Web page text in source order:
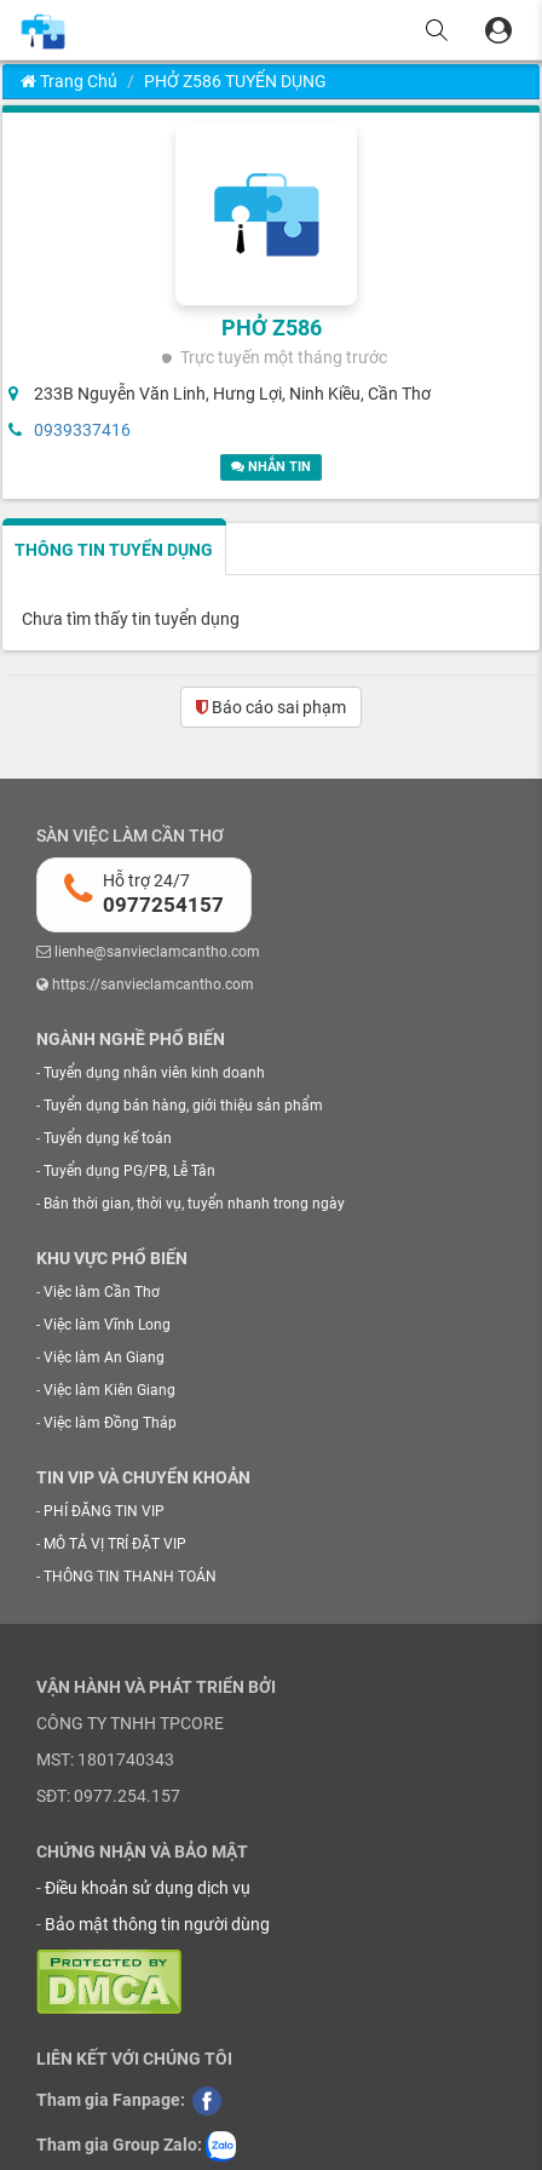
Trang Chủ PHỞ Z586 TUYỂN DỤNG
PHỞ Z586
Trực tuyến một tháng trước
233B Nguyễn Văn Linh, Hưng Lợi, Ninh Kiều, Cần Thơ
0939337416
NHẮN TIN
THÔNG TIN TUYỂN DỤNG
Chưa tìm thấy tin tuyển dụng
Báo cáo sai phạm
SÀN VIỆC LÀM CẦN THƠ
Hỗ trợ 24/7
0977254157
lienhe@sanvieclamcantho.com
https://sanvieclamcantho.com
NGÀNH NGHỀ PHỔ BIẾN
- Tuyển dụng nhân viên kinh doanh
- Tuyển dụng bán hàng, giới thiệu sản phẩm
- Tuyển dụng kế toán
- Tuyển dụng PG/PB, Lễ Tân
- Bán thời gian, thời vụ, tuyển nhanh trong ngày
KHU VỰC PHỔ BIẾN
- Việc làm Cần Thơ
- Việc làm Vĩnh Long
- Việc làm An Giang
- Việc làm Kiên Giang
- Việc làm Đồng Tháp
TIN VIP VÀ CHUYỂN KHOẢN
- PHÍ ĐĂNG TIN VIP
- MÔ TẢ VỊ TRÍ ĐẶT VIP
- THÔNG TIN THANH TOÁN
VẬN HÀNH VÀ PHÁT TRIỂN BỞI
CÔNG TY TNHH TPCORE
MST: 1801740343
SĐT: 0977.254.157
CHỨNG NHẬN VÀ BẢO MẬT
-Điều khoản sử dụng dịch vụ
- Bảo mật thông tin người dùng
LIÊN KẾT VỚI CHÚNG TÔI
Tham gia Fanpage:
Tham gia Group Zalo: